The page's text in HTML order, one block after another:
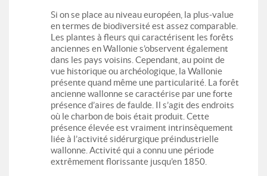
Si on se place au niveau européen, la plus-value
en termes de biodiversité est assez comparable.
Les plantes à fleurs qui caractérisent les forêts
anciennes en Wallonie s’observent également
dans les pays voisins. Cependant, au point de
vue historique ou archéologique, la Wallonie
présente quand même une particularité. La forêt
ancienne wallonne se caractérise par une forte
présence d’aires de faulde. Il s’agit des endroits
où le charbon de bois était produit. Cette
présence élevée est vraiment intrinsèquement
liée à l’activité sidérurgique préindustrielle
wallonne. Activité qui a connu une période
extrêmement florissante jusqu’en 1850.